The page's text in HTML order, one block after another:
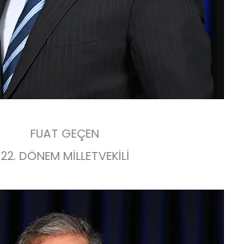
FUAT GEÇEN
22. DÖNEM MİLLETVEKİLİ